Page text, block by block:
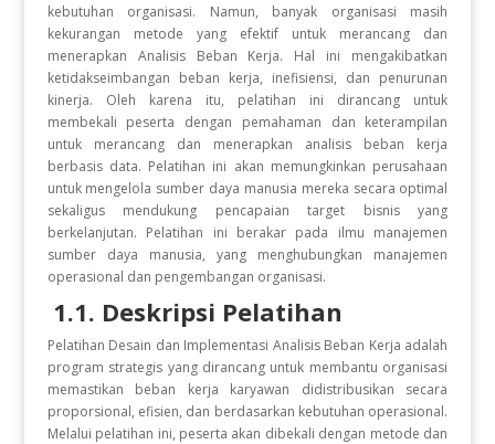
kebutuhan organisasi. Namun, banyak organisasi masih
kekurangan metode yang efektif untuk merancang dan
menerapkan Analisis Beban Kerja. Hal ini mengakibatkan
ketidakseimbangan beban kerja, inefisiensi, dan penurunan
kinerja. Oleh karena itu, pelatihan ini dirancang untuk
membekali peserta dengan pemahaman dan keterampilan
untuk merancang dan menerapkan analisis beban kerja
berbasis data. Pelatihan ini akan memungkinkan perusahaan
untuk mengelola sumber daya manusia mereka secara optimal
sekaligus mendukung pencapaian target bisnis yang
berkelanjutan. Pelatihan ini berakar pada ilmu manajemen
sumber daya manusia, yang menghubungkan manajemen
operasional dan pengembangan organisasi.
1.1. Deskripsi Pelatihan
Pelatihan Desain dan Implementasi Analisis Beban Kerja adalah
program strategis yang dirancang untuk membantu organisasi
memastikan beban kerja karyawan didistribusikan secara
proporsional, efisien, dan berdasarkan kebutuhan operasional.
Melalui pelatihan ini, peserta akan dibekali dengan metode dan